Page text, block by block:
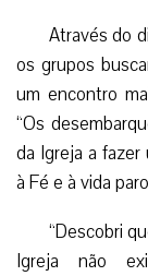
Através do
os grupos
um encontro
“Os
da Igreja a fazer
à Fé e à vida
“Descobri
Igreja não